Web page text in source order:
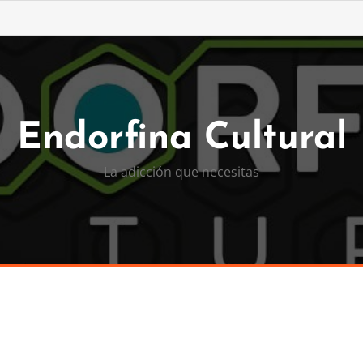
Endorfina Cultural
La adicción que necesitas